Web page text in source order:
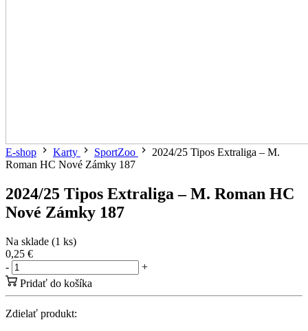
E-shop Karty SportZoo
2024/25 Tipos Extraliga – M.
Roman HC Nové Zámky 187
2024/25 Tipos Extraliga – M. Roman HC
Nové Zámky 187
Na sklade (1 ks)
0,25 €
-
+
Pridať do košíka
Zdielať produkt: